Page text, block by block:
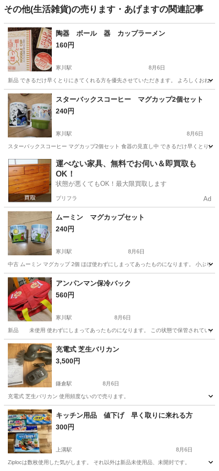
その他(生活雑貨)の売ります・あげますの関連記事
陶器 ボール 器 カップラーメン
160円
寒川駅 8月6日
新品 できるだけ早くとりにきてくれる方を優先させていただきます。 よろしくおねが
神奈川 高座郡 寒川駅 カップラーメン
スターバックスコーヒー マグカップ2個セット
240円
寒川駅 8月6日
スターバックスコーヒー マグカップ2個セット 食器の見直し中 できるだけ早くとり
神奈川 高座郡 寒川駅 食器 マグカップ
運べない家具、無料でお伺い＆即買取も
OK！
状態が悪くてもOK！最大限買取します
プリフラ Ad
ムーミン マグカップセット
240円
寒川駅 8月6日
中古 ムーミン マグカップ 2個 ほぼ使わずにしまってあったものになります。 小ぶり
神奈川 高座郡 寒川駅 食器 マグカップ
アンパンマン保冷バック
560円
寒川駅 8月6日
新品 未使用 使わずにしまってあったものになります。 この状態で保管されていた
神奈川 高座郡 寒川駅 家庭用品
充電式 芝生バリカン
3,500円
鎌倉駅 8月6日
充電式 芝生バリカン 使用頻度ないので売ります。
神奈川 鎌倉市 鎌倉駅 家庭用品 芝生
キッチン用品 値下げ 早く取りに来れる方
300円
上溝駅 8月6日
Ziplocは数枚使用した気がします。 それ以外は新品未使用品、未開封です。